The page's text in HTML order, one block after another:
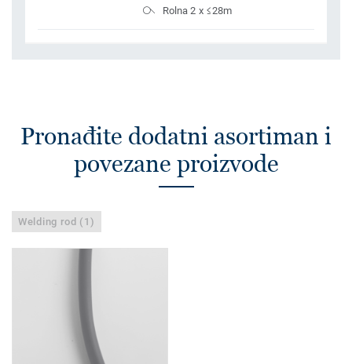
Rolna 2 x ≤28m
Pronađite dodatni asortiman i
povezane proizvode
Welding rod (1)